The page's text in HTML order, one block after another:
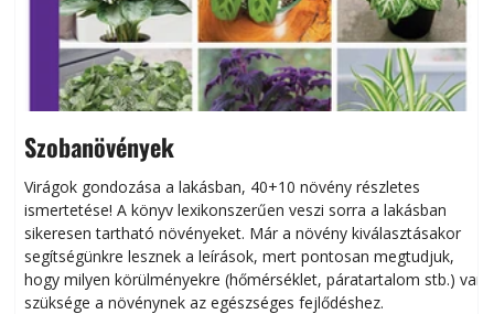
Szobanövények
Virágok gondozása a lakásban, 40+10 növény részletes
ismertetése! A könyv lexikonszerűen veszi sorra a lakásban
sikeresen tart­ha­tó növényeket. Már a növény kiválasztásakor
segítségünkre lesznek a leírások, mert pontosan megtudjuk,
hogy milyen körülményekre (hőmérséklet, páratartalom stb.) van
szüksége a növénynek az egészséges fejlődéshez.